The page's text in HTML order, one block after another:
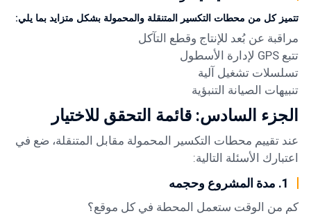
تتميز كل من محطات التكسير المتنقلة والمحمولة بشكل متزايد بما يلي:
مراقبة عن بُعد للإنتاج وقطع التآكل
تتبع GPS لإدارة الأسطول
تسلسلات تشغيل آلية
تنبيهات الصيانة التنبؤية
الجزء السادس: قائمة التحقق للاختيار
عند تقييم محطات التكسير المحمولة مقابل المتنقلة، ضع في
اعتبارك الأسئلة التالية:
1. مدة المشروع وحجمه
كم من الوقت ستعمل المحطة في كل موقع؟